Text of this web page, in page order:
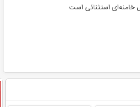
استثنائی است